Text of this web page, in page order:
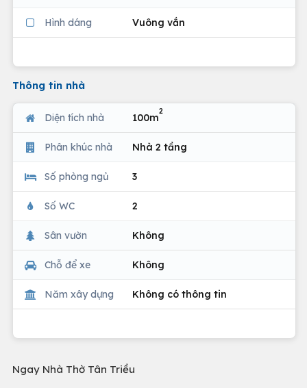
Hình dáng Vuông vắn
Thông tin nhà
Diện tích nhà 100m
2
Phân khúc nhà Nhà 2 tầng
Số phòng ngủ 3
Số WC 2
Sân vườn Không
Chỗ để xe Không
Năm xây dựng Không có thông tin
Ngay Nhà Thờ Tân Triều